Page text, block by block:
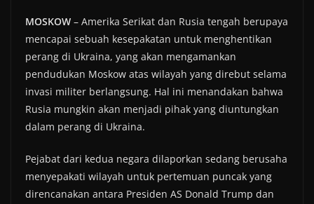
MOSKOW – Amerika Serikat dan Rusia tengah berupaya
mencapai sebuah kesepakatan untuk menghentikan
perang di Ukraina, yang akan mengamankan
pendudukan Moskow atas wilayah yang direbut selama
invasi militer berlangsung. Hal ini menandakan bahwa
Rusia mungkin akan menjadi pihak yang diuntungkan
dalam perang di Ukraina.
Pejabat dari kedua negara dilaporkan sedang berusaha
menyepakati wilayah untuk pertemuan puncak yang
direncanakan antara Presiden AS Donald Trump dan